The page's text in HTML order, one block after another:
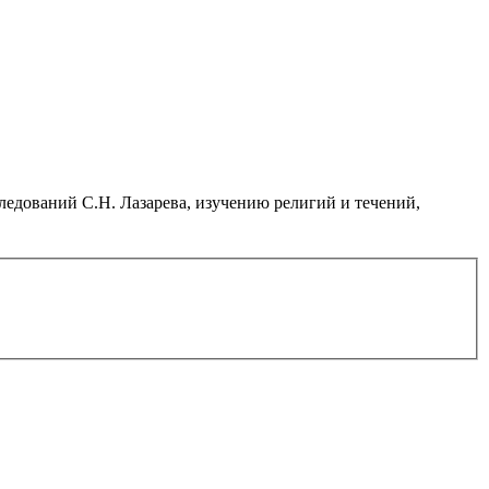
С.Н. Лазарева, изучению религий и течений,